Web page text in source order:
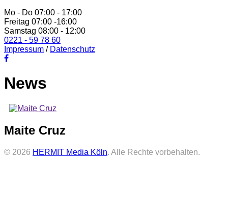
Mo - Do 07:00 - 17:00
Freitag 07:00 -16:00
Samstag 08:00 - 12:00
0221 - 59 78 60
Impressum / Datenschutz
News
Maite Cruz
© 2026 HERMIT Media Köln. Alle Rechte vorbehalten.